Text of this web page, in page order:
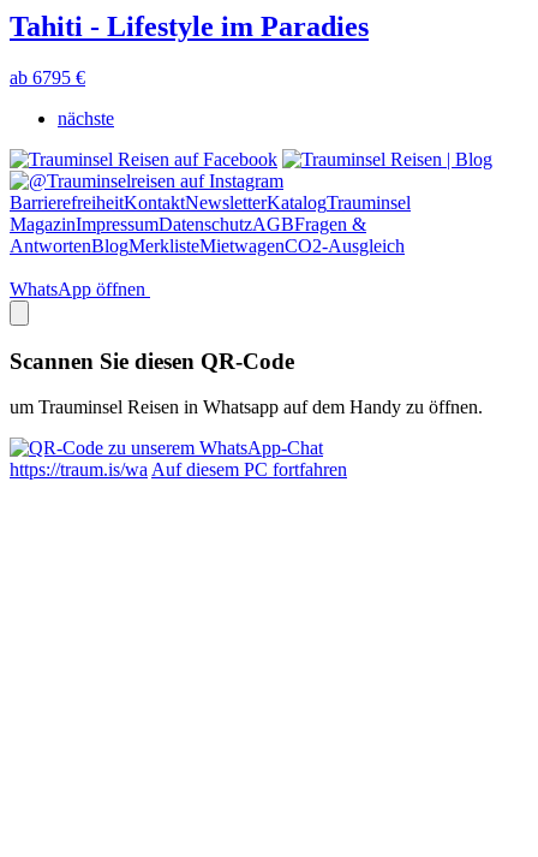
Tahiti - Lifestyle im Paradies
ab 6795 €
nächste
BarrierefreiheitKontaktNewsletterKatalogTrauminsel
MagazinImpressumDatenschutzAGBFragen &
AntwortenBlogMerklisteMietwagenCO2-Ausgleich
WhatsApp öffnen
Scannen Sie diesen QR-Code
um Trauminsel Reisen in Whatsapp auf dem Handy zu öffnen.
https://traum.is/wa Auf diesem PC fortfahren